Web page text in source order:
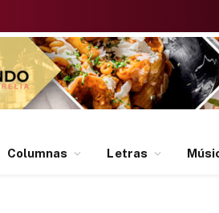
Columnas Letras